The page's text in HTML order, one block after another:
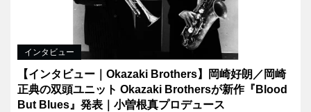
インタビュー
【インタビュー｜Okazaki Brothers】岡崎好朗／岡崎
正典の双頭ユニット Okazaki Brothersが新作『Blood
But Blues』発表｜小曽根真プロデュース